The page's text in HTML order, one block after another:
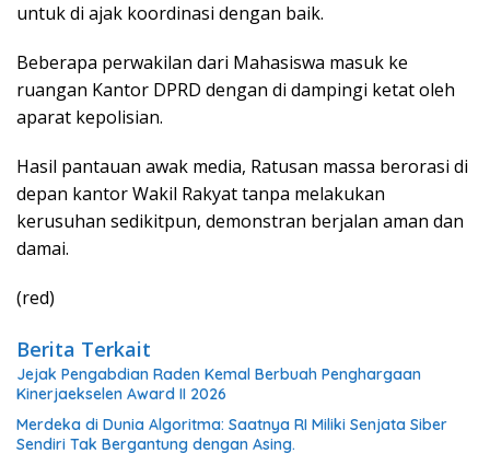
untuk di ajak koordinasi dengan baik.
Beberapa perwakilan dari Mahasiswa masuk ke
ruangan Kantor DPRD dengan di dampingi ketat oleh
aparat kepolisian.
Hasil pantauan awak media, Ratusan massa berorasi di
depan kantor Wakil Rakyat tanpa melakukan
kerusuhan sedikitpun, demonstran berjalan aman dan
damai.
(red)
Berita Terkait
Jejak Pengabdian Raden Kemal Berbuah Penghargaan
Kinerjaekselen Award II 2026
Merdeka di Dunia Algoritma: Saatnya RI Miliki Senjata Siber
Sendiri Tak Bergantung dengan Asing.